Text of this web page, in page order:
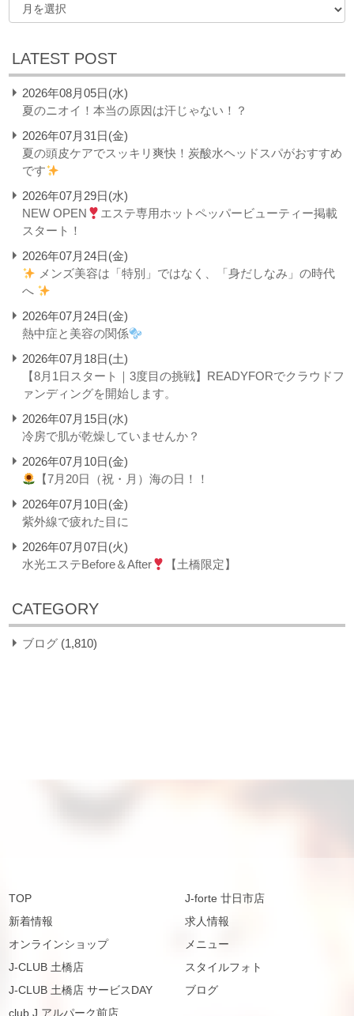
LATEST POST
2026年08月05日(水)
夏のニオイ！本当の原因は汗じゃない！？
2026年07月31日(金)
夏の頭皮ケアでスッキリ爽快！炭酸水ヘッドスパがおすすめ
です
2026年07月29日(水)
NEW OPEN
エステ専用ホットペッパービューティー掲載
スタート！
2026年07月24日(金)
メンズ美容は「特別」ではなく、「身だしなみ」の時代
へ
2026年07月24日(金)
熱中症と美容の関係
2026年07月18日(土)
【8月1日スタート｜3度目の挑戦】READYFORでクラウドフ
ァンディングを開始します。
2026年07月15日(水)
冷房で肌が乾燥していませんか？
2026年07月10日(金)
【7月20日（祝・月）海の日！！
2026年07月10日(金)
紫外線で疲れた目に
2026年07月07日(火)
水光エステBefore＆After
【土橋限定】
CATEGORY
ブログ (1,810)
TOP
新着情報
オンラインショップ
J-CLUB 土橋店
J-CLUB 土橋店 サービスDAY
club.J アルパーク前店
J-forte 廿日市店
求人情報
メニュー
スタイルフォト
ブログ